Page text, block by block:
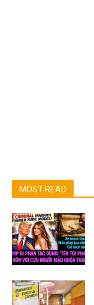
MOST READ